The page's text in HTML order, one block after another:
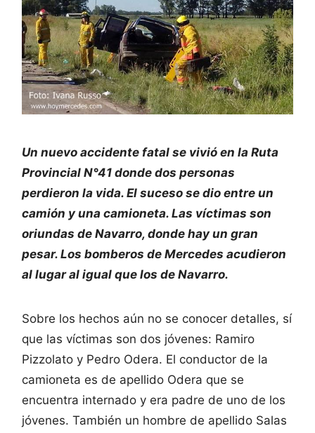
Un nuevo accidente fatal se vivió en la Ruta
Provincial N°41 donde dos personas
perdieron la vida. El suceso se dio entre un
camión y una camioneta. Las víctimas son
oriundas de Navarro, donde hay un gran
pesar. Los bomberos de Mercedes acudieron
al lugar al igual que los de Navarro.
Sobre los hechos aún no se conocer detalles, sí
que las víctimas son dos jóvenes: Ramiro
Pizzolato y Pedro Odera. El conductor de la
camioneta es de apellido Odera que se
encuentra internado y era padre de uno de los
jóvenes. También un hombre de apellido Salas